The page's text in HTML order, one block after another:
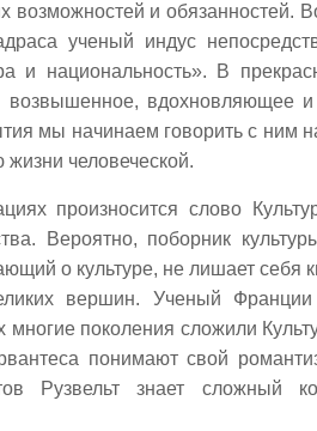
и обязанностей.
ученый индус
и национальность». В
возвышенное,
мы начинаем говорить с ним
человеческой.
произносится слово
Вероятно, поборник
о культуре, не лишает себя
вершин. Ученый
поколения сложили
понимают свой
Рузвельт знает сложный